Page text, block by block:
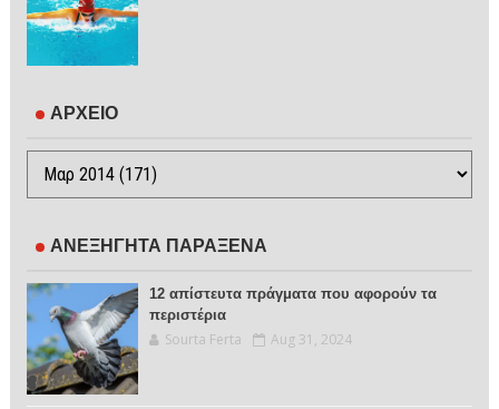
ΑΡΧΕΙΟ
ΑΝΕΞΗΓΗΤΑ ΠΑΡΑΞΕΝΑ
12 απίστευτα πράγματα που αφορούν τα
περιστέρια
Sourta Ferta Aug 31, 2024